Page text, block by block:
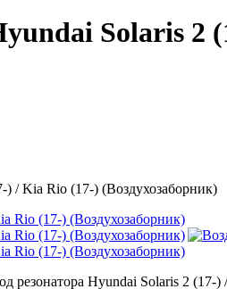
Solaris
) / Kia Rio (17-) (Воздухозаборник)
резонатора Hyundai Solaris 2